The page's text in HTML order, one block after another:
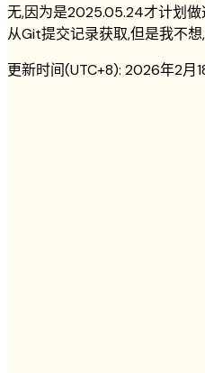
无,因为是2025.05.24才计划
从Git提交记录获取,但是我不
更新时间(UTC+8): 2026年2月